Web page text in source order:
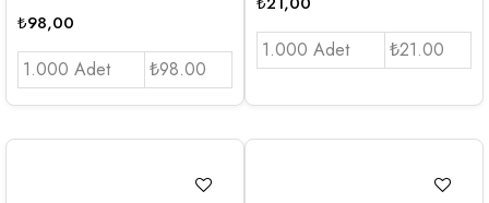
₺98,00
1.000 Adet ₺98.00
1.000 Adet ₺21.00